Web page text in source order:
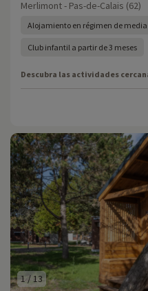
Merlimont - Pas-de-Calais (62)
Alojamiento en régimen de
Club infantil a partir de 3 meses
Descubra las actividades
1/13